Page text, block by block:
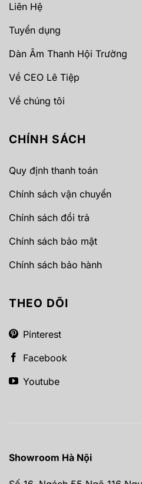
Liên Hệ
Tuyển dụng
Dàn Âm Thanh Hội Trường
Về CEO Lê Tiệp
Về chúng tôi
CHÍNH SÁCH
Quy định thanh toán
Chính sách vận chuyển
Chính sách đổi trả
Chính sách bảo mật
Chính sách bảo hành
THEO DÕI
Pinterest
Facebook
Youtube
Showroom Hà Nội